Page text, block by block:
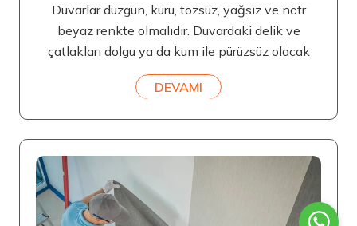
Duvarlar düzgün, kuru, tozsuz, yağsız ve nötr
beyaz renkte olmalıdır. Duvardaki delik ve
çatlakları dolgu ya da kum ile pürüzsüz olacak
DEVAMI